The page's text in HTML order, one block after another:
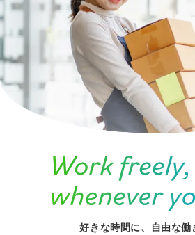
好きな時間に、自由な働